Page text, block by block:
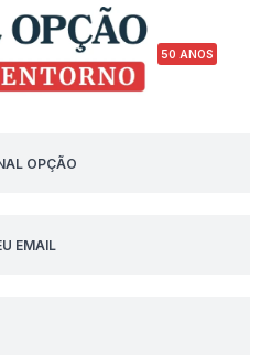
50 ANOS
OPÇÃO
EMAIL